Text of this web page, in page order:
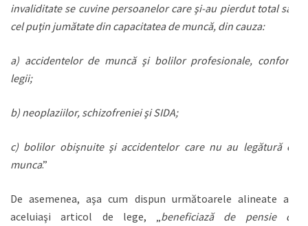
invaliditate se cuvine persoanelor care şi-au pierdut total sau
cel puţin jumătate din capacitatea de muncă, din cauza:
a) accidentelor de muncă şi bolilor profesionale, conform
legii;
b) neoplaziilor, schizofreniei şi SIDA;
c) bolilor obişnuite şi accidentelor care nu au legătură cu
munca.”
De asemenea, aşa cum dispun următoarele alineate ale
aceluiaşi articol de lege, „ beneficiază de pensie de